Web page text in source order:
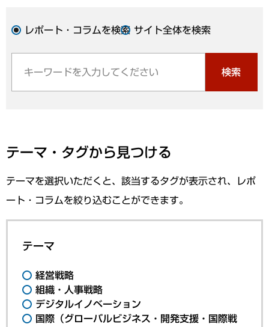
レポート・コラムを検索 サイト全体を検索
検索
テーマ・タグから見つける
テーマを選択いただくと、該当するタグが表示され、レポ
ート・コラムを絞り込むことができます。
テーマ
経営戦略
組織・人事戦略
デジタルイノベーション
国際（グローバルビジネス・開発支援・国際戦